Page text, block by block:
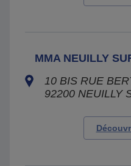
MMA NEUILLY
10 BIS RUE
92200 NEUILLY